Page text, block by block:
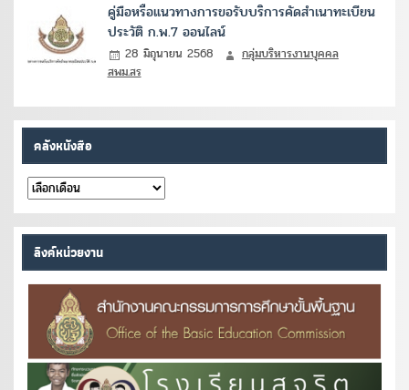
คู่มือหรือแนวทางการขอรับบริการคัดสำเนาทะเบียน
ประวัติ ก.พ.7 ออนไลน์
28 มิถุนายน 2568
กลุ่มบริหารงานบุคคล
สพม.สร
คลังหนังสือ
คลัง
หนังสือ
ลิงค์หน่วยงาน